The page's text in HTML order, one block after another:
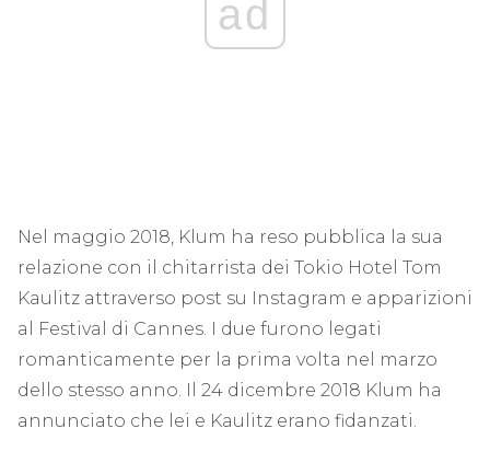
ad
Nel maggio 2018, Klum ha reso pubblica la sua
relazione con il chitarrista dei Tokio Hotel Tom
Kaulitz attraverso post su Instagram e apparizioni
al Festival di Cannes. I due furono legati
romanticamente per la prima volta nel marzo
dello stesso anno. Il 24 dicembre 2018 Klum ha
annunciato che lei e Kaulitz erano fidanzati.